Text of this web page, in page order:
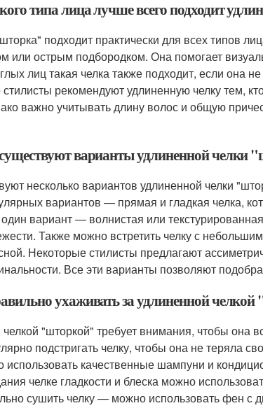
типа лица лучше всего подходит
подходит практически для всех типов
или острым подбородком. Она помогает
лиц такая челка также подходит, если она
рекомендуют удлиненную челку тем,
важно учитывать длину волос и общую
варианты удлиненной челки
несколько вариантов удлиненной челки
вариантов — прямая и гладкая челка,
вариант — волнистая или
Также можно встретить челку с
Некоторые стилисты предлагают
Все эти варианты позволяют
ухаживать за удлиненной
"шторкой" требует внимания, чтобы она
подстригать челку, чтобы она не теряла
использовать качественные шампуни и
челке гладкости и блеска можно
сушить челку — можно использовать фен с